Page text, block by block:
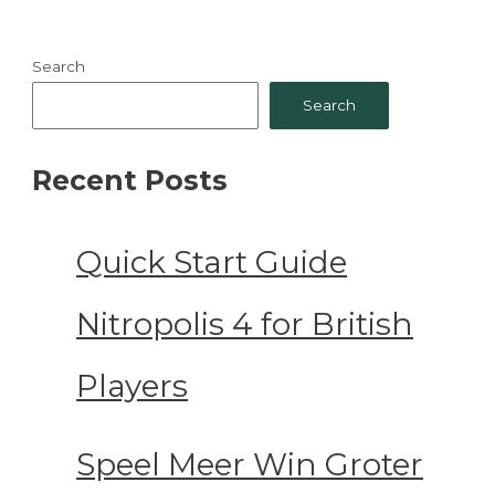
Search
Search
Recent Posts
Quick Start Guide
Nitropolis 4 for British
Players
Speel Meer Win Groter